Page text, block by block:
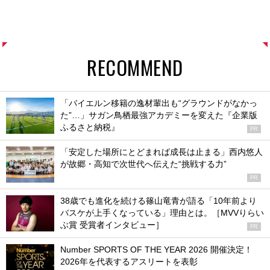
RECOMMEND
「バイエルン移籍の逸材輩出も“グラウンドがなかっ
た”…」サガン鳥栖最強アカデミーを変えた『企業版
ふるさと納税』
PR
「安定した場所にとどまれば成長は止まる」西内悠人
が故郷・高知で次世代へ伝えた“挑戦する力”
PR
38歳でも進化を続ける篠山竜青が語る「10年前より
バスケが上手くなっている」理由とは。［MVVりらい
ぶ賞 受賞者インタビュー］
PR
Number SPORTS OF THE YEAR 2026 開催決定！
2026年を代表するアスリートを表彰